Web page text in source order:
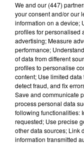
Lecture (4
100%
We and our (447)
your consent and/or our
information on a device;
profiles for personalised
advertising; Measure
performance;
of data from different
profiles to personalise
content; Use limited
detect fraud, and fix
Save and communicate
process personal data
following functionalities:
requested; Use precise
other data sources; Link
information transmitted